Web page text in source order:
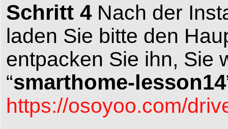
Schritt 4Nach der
laden Sie bitte den
entpacken Sie ihn, Sie
“smarthome-lesson14
https://osoyoo.com/